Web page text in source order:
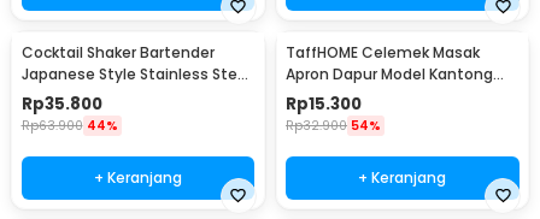
Cocktail Shaker Bartender
Japanese Style Stainless Steel
200ml
Rp35.800
Rp63.900 44%
+ Keranjang
TaffHOME Celemek Masak
Apron Dapur Model Kantong
Pola Spatula - JJ41
Rp15.300
Rp32.900 54%
+ Keranjang